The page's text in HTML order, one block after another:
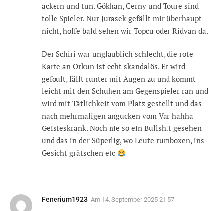
ackern und tun. Gökhan, Cerny und Toure sind
tolle Spieler. Nur Jurasek gefällt mir überhaupt
nicht, hoffe bald sehen wir Topcu oder Ridvan da.
Der Schiri war unglaublich schlecht, die rote
Karte an Orkun ist echt skandalös. Er wird
gefoult, fällt runter mit Augen zu und kommt
leicht mit den Schuhen am Gegenspieler ran und
wird mit Tätlichkeit vom Platz gestellt und das
nach mehrmaligen angucken vom Var hahha
Geisteskrank. Noch nie so ein Bullshit gesehen
und das in der Süperlig, wo Leute rumboxen, ins
Gesicht grätschen etc
Fenerium1923 Am 14. September 2025 21:57